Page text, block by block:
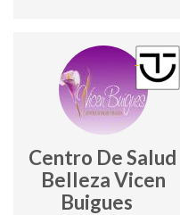
Centro De Salud y
Belleza Vicen
Buigues